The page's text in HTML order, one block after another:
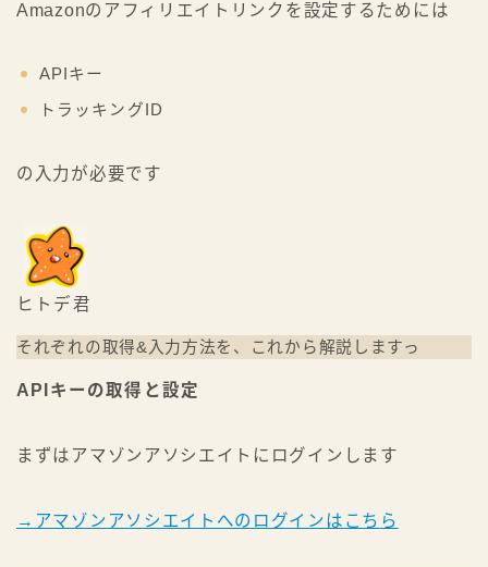
Amazonのアフィリエイトリンクを設定するためには
APIキー
トラッキングID
の入力が必要です
ヒトデ君
それぞれの取得&入力方法を、これから解説しますっ
APIキーの取得と設定
まずはアマゾンアソシエイトにログインします
→アマゾンアソシエイトへのログインはこちら